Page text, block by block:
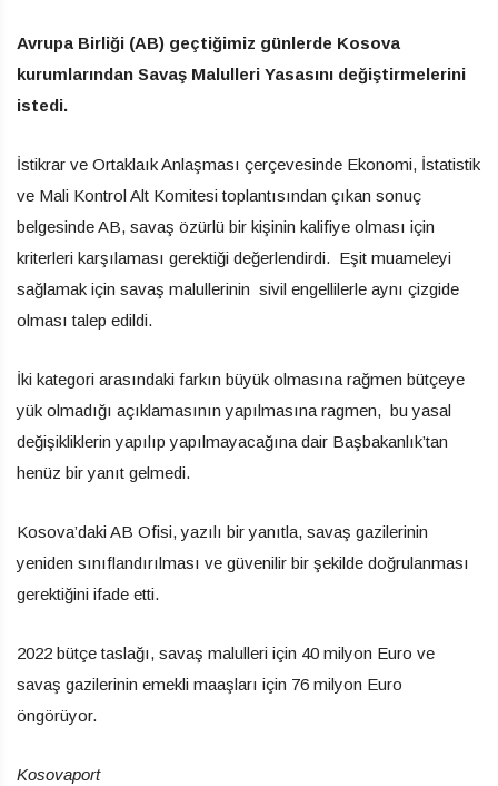
Avrupa Birliği (AB) geçtiğimiz günlerde Kosova
kurumlarından Savaş Malulleri Yasasını değiştirmelerini
istedi.
İstikrar ve Ortaklaık Anlaşması çerçevesinde Ekonomi, İstatistik
ve Mali Kontrol Alt Komitesi toplantısından çıkan sonuç
belgesinde AB, savaş özürlü bir kişinin kalifiye olması için
kriterleri karşılaması gerektiği değerlendirdi. Eşit muameleyi
sağlamak için savaş malullerinin sivil engellilerle aynı çizgide
olması talep edildi.
İki kategori arasındaki farkın büyük olmasına rağmen bütçeye
yük olmadığı açıklamasının yapılmasına ragmen, bu yasal
değişikliklerin yapılıp yapılmayacağına dair Başbakanlık’tan
henüz bir yanıt gelmedi.
Kosova’daki AB Ofisi, yazılı bir yanıtla, savaş gazilerinin
yeniden sınıflandırılması ve güvenilir bir şekilde doğrulanması
gerektiğini ifade etti.
2022 bütçe taslağı, savaş malulleri için 40 milyon Euro ve
savaş gazilerinin emekli maaşları için 76 milyon Euro
öngörüyor.
Kosovaport